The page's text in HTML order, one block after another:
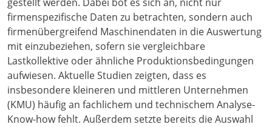
firmenspezifische Daten zu betrachten, sondern auch
firmenübergreifend Maschinendaten in die Auswertung
mit einzubeziehen, sofern sie vergleichbare
Lastkollektive oder ähnliche Produktionsbedingungen
aufwiesen. Aktuelle Studien zeigten, dass es
insbesondere kleineren und mittleren Unternehmen
(KMU) häufig an fachlichem und technischem Analyse-
Know-how fehlt. Außerdem setzte bereits die Auswahl